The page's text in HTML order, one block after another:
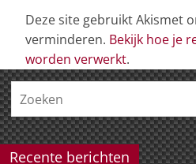
Deze site gebruikt Akismet
verminderen. Bekijk hoe je
worden verwerkt.
Recente berichten